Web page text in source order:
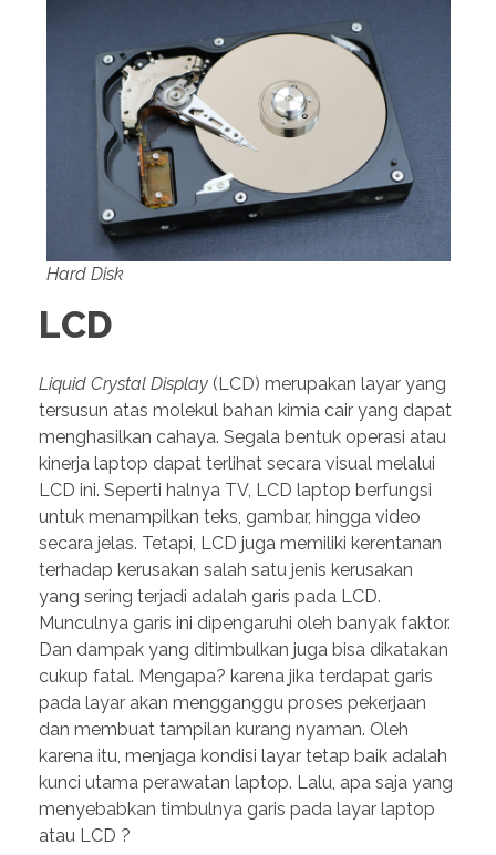
Hard Disk
LCD
Liquid Crystal Display (LCD) merupakan layar yang
tersusun atas molekul bahan kimia cair yang dapat
menghasilkan cahaya. Segala bentuk operasi atau
kinerja laptop dapat terlihat secara visual melalui
LCD ini. Seperti halnya TV, LCD laptop berfungsi
untuk menampilkan teks, gambar, hingga video
secara jelas. Tetapi, LCD juga memiliki kerentanan
terhadap kerusakan salah satu jenis kerusakan
yang sering terjadi adalah garis pada LCD.
Munculnya garis ini dipengaruhi oleh banyak faktor.
Dan dampak yang ditimbulkan juga bisa dikatakan
cukup fatal. Mengapa? karena jika terdapat garis
pada layar akan mengganggu proses pekerjaan
dan membuat tampilan kurang nyaman. Oleh
karena itu, menjaga kondisi layar tetap baik adalah
kunci utama perawatan laptop. Lalu, apa saja yang
menyebabkan timbulnya garis pada layar laptop
atau LCD ?